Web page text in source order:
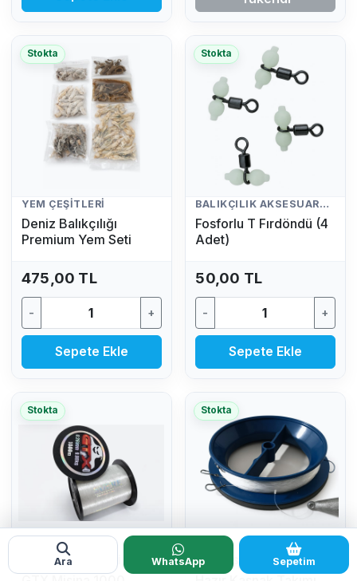
Ara WhatsApp Sepetim
Stokta
YEM ÇEŞITLERI
Deniz Balıkçılığı
Premium Yem Seti
475,00 TL
- +
Sepete Ekle
Stokta
BALIKÇILIK AKSESUARLARI
Fosforlu T Fırdöndü (4
Adet)
50,00 TL
- +
Sepete Ekle
Stokta
MISINA ÇEŞITLERI
Stokta
HAZIR SETLER